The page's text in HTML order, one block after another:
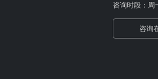
咨询时段：周
咨询